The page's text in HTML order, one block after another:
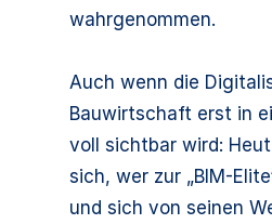
wahrgenommen.
Auch wenn die
Bauwirtschaft erst in
voll sichtbar wird:
sich, wer zur „BIM-
und sich von seinen